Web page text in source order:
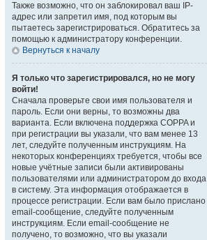
Также возможно, что он заблокировал ваш IP-
адрес или запретил имя, под которым вы
пытаетесь зарегистрироваться. Обратитесь за
помощью к администратору конференции.
Вернуться к началу
Я только что зарегистрировался, но не могу
войти!
Сначала проверьте свои имя пользователя и
пароль. Если они верны, то возможны два
варианта. Если включена поддержка COPPA и
при регистрации вы указали, что вам менее 13
лет, следуйте полученным инструкциям. На
некоторых конференциях требуется, чтобы все
новые учётные записи были активированы
пользователями или администратором до входа
в систему. Эта информация отображается в
процессе регистрации. Если вам было прислано
email-сообщение, следуйте полученным
инструкциям. Если email-сообщение не
получено, то возможно, что вы указали